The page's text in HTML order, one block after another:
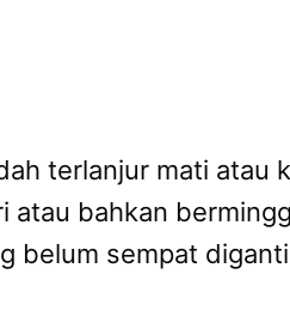
terlanjur mati atau
bahkan
belum sempat